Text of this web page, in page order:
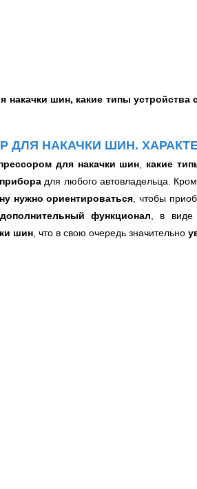
шин, какие типы устройства
ДЛЯ НАКАЧКИ ШИН.
для накачки шин, какие
приборадля любого автовладельца.
нужно ориентироваться, чтобы
функционал, в виде
шин, что в свою очередь значительно